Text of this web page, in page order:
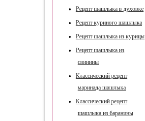
Рецепт шашлыка в духовке
Рецепт куриного шашлыка
Рецепт шашлыка из курицы
Рецепт шашлыка из
свинины
Классический рецепт
маринада шашлыка
Классический рецепт
шашлыка из баранины